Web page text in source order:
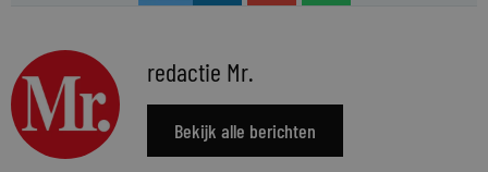
redactie Mr.
Bekijk alle berichten